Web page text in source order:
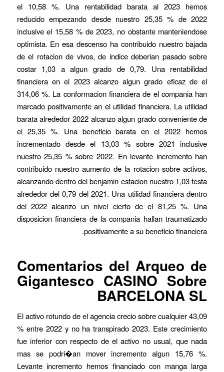
el 10,58 %. Una rentabilidad barata al 2023 hemos
reducido empezando desde nuestro 25,35 % de 2022
inclusive el 15,58 % de 2023, no obstante manteniendose
optimista. En esa descenso ha contribuido nuestro bajada
de el rotacion de vivos, de indice deberian pasado sobre
costar 1,03 a algun grado de 0,79. Una rentabilidad
financiera en el 2023 alcanzo algun grado eficaz de el
314,06 %. La conformacion financiera de el compania han
marcado positivamente an el utilidad financiera. La utilidad
barata alrededor 2022 alcanzo algun grado conveniente de
el 25,35 %. Una beneficio barata en el 2022 hemos
incrementado desde el 13,03 % sobre 2021 inclusive
nuestro 25,35 % sobre 2022. En levante incremento han
contribuido nuestro aumento de la rotacion sobre activos,
alcanzando dentro del benjamin estacion nuestro 1,03 testa
alrededor del 0,79 del 2021. Una utilidad financiera dentro
del 2022 alcanzo un nivel cierto de el 81,25 %. Una
disposicion financiera de la compania hallan traumatizado
positivamente a su beneficio financiera.
Comentarios del Arqueo de
Gigantesco CASINO Sobre
BARCELONA SL
El activo rotundo de el agencia crecio sobre cualquier 43,09
% entre 2022 y no ha transpirado 2023. Este crecimiento
fue inferior con respecto de el activo no usual, que nada
mas se podri�an mover incremento algun 15,76 %.
Levante incremento hemos financiado con manga larga